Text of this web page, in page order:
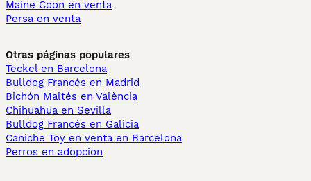
Maine Coon en venta
Persa en venta
Otras páginas populares
Teckel en Barcelona
Bulldog Francés en Madrid
Bichón Maltés en València
Chihuahua en Sevilla
Bulldog Francés en Galicia
Caniche Toy en venta en Barcelona
Perros en adopcion